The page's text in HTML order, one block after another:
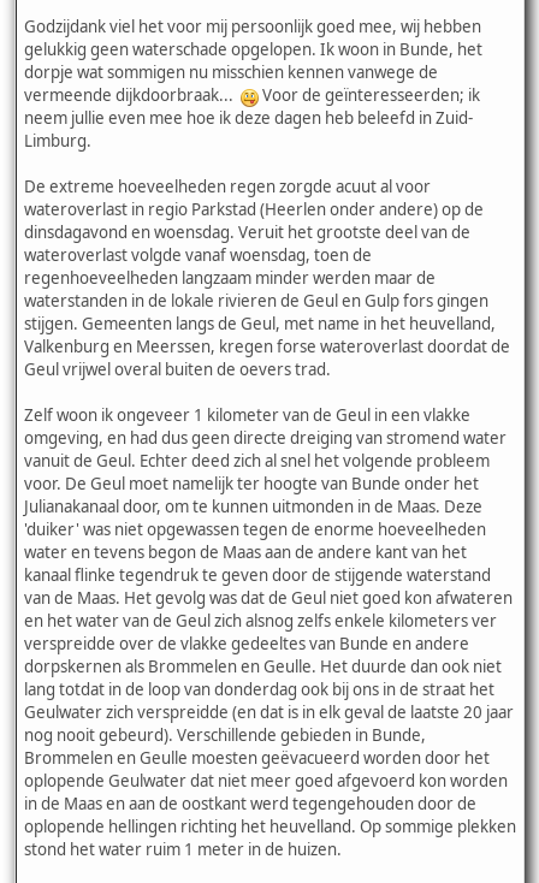
Godzijdank viel het voor mij persoonlijk goed mee, wij hebben
gelukkig geen waterschade opgelopen. Ik woon in Bunde, het
dorpje wat sommigen nu misschien kennen vanwege de
vermeende dijkdoorbraak...
Voor de geïnteresseerden; ik
neem jullie even mee hoe ik deze dagen heb beleefd in Zuid-
Limburg.
De extreme hoeveelheden regen zorgde acuut al voor
wateroverlast in regio Parkstad (Heerlen onder andere) op de
dinsdagavond en woensdag. Veruit het grootste deel van de
wateroverlast volgde vanaf woensdag, toen de
regenhoeveelheden langzaam minder werden maar de
waterstanden in de lokale rivieren de Geul en Gulp fors gingen
stijgen. Gemeenten langs de Geul, met name in het heuvelland,
Valkenburg en Meerssen, kregen forse wateroverlast doordat de
Geul vrijwel overal buiten de oevers trad.
Zelf woon ik ongeveer 1 kilometer van de Geul in een vlakke
omgeving, en had dus geen directe dreiging van stromend water
vanuit de Geul. Echter deed zich al snel het volgende probleem
voor. De Geul moet namelijk ter hoogte van Bunde onder het
Julianakanaal door, om te kunnen uitmonden in de Maas. Deze
'duiker' was niet opgewassen tegen de enorme hoeveelheden
water en tevens begon de Maas aan de andere kant van het
kanaal flinke tegendruk te geven door de stijgende waterstand
van de Maas. Het gevolg was dat de Geul niet goed kon afwateren
en het water van de Geul zich alsnog zelfs enkele kilometers ver
verspreidde over de vlakke gedeeltes van Bunde en andere
dorpskernen als Brommelen en Geulle. Het duurde dan ook niet
lang totdat in de loop van donderdag ook bij ons in de straat het
Geulwater zich verspreidde (en dat is in elk geval de laatste 20 jaar
nog nooit gebeurd). Verschillende gebieden in Bunde,
Brommelen en Geulle moesten geëvacueerd worden door het
oplopende Geulwater dat niet meer goed afgevoerd kon worden
in de Maas en aan de oostkant werd tegengehouden door de
oplopende hellingen richting het heuvelland. Op sommige plekken
stond het water ruim 1 meter in de huizen.